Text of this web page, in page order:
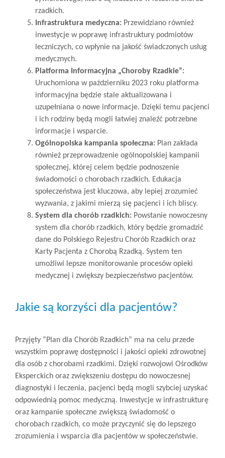
rzadkich.
Infrastruktura medyczna: Przewidziano również
inwestycje w poprawę infrastruktury podmiotów
leczniczych, co wpłynie na jakość świadczonych usług
medycznych.
Platforma Informacyjna „Choroby Rzadkie”:
Uruchomiona w październiku 2023 roku platforma
informacyjna będzie stale aktualizowana i
uzupełniana o nowe informacje. Dzięki temu pacjenci
i ich rodziny będą mogli łatwiej znaleźć potrzebne
informacje i wsparcie.
Ogólnopolska kampania społeczna: Plan zakłada
również przeprowadzenie ogólnopolskiej kampanii
społecznej, której celem będzie podnoszenie
świadomości o chorobach rzadkich. Edukacja
społeczeństwa jest kluczowa, aby lepiej zrozumieć
wyzwania, z jakimi mierzą się pacjenci i ich bliscy.
System dla chorób rzadkich: Powstanie nowoczesny
system dla chorób rzadkich, który będzie gromadzić
dane do Polskiego Rejestru Chorób Rzadkich oraz
Karty Pacjenta z Chorobą Rzadką. System ten
umożliwi lepsze monitorowanie procesów opieki
medycznej i zwiększy bezpieczeństwo pacjentów.
Jakie są korzyści dla pacjentów?
Przyjęty “Plan dla Chorób Rzadkich” ma na celu przede
wszystkim poprawę dostępności i jakości opieki zdrowotnej
dla osób z chorobami rzadkimi. Dzięki rozwojowi Ośrodków
Eksperckich oraz zwiększeniu dostępu do nowoczesnej
diagnostyki i leczenia, pacjenci będą mogli szybciej uzyskać
odpowiednią pomoc medyczną. Inwestycje w infrastrukturę
oraz kampanie społeczne zwiększą świadomość o
chorobach rzadkich, co może przyczynić się do lepszego
zrozumienia i wsparcia dla pacjentów w społeczeństwie.